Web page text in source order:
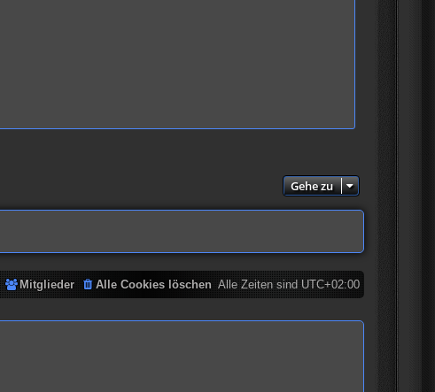
Gehe zu
Alle Zeiten sindUTC+02:00
Alle Cookies löschen
Mitglieder